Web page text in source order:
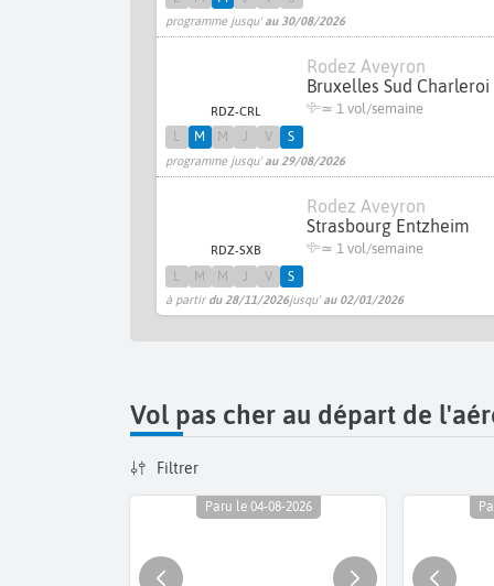
programme jusqu'au 30/08/2026
RDZ-CRL
Rodez Aveyron
Bruxelles Sud Charleroi
≃ 1 vol/semaine
programme jusqu'au 29/08/2026
L M M J V S
RDZ-SXB
Rodez Aveyron
Strasbourg Entzheim
≃ 1 vol/semaine
à partir du 28/11/2026jusqu'au 02/01/2026
L M M J V S
Vol pas cher au départ de
Filtrer
Paru le 04-08-2026